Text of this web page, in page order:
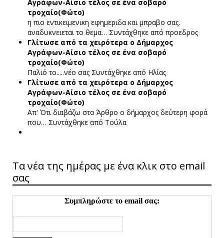
Αγράφων-Αίσιο τέλος σε ένα σοβαρό
τροχαίο(Φώτο)
η πιο εντικειμενικη εφημεριδα και μπραβο σας.
αναδυκνειεται το θεμα… Συντάχθηκε από προεδρος
Γλίτωσε από τα χειρότερα ο Δήμαρχος
Αγράφων-Αίσιο τέλος σε ένα σοβαρό
τροχαίο(Φώτο)
Παλιό το.....νέο σας Συντάχθηκε από Ηλίας
Γλίτωσε από τα χειρότερα ο Δήμαρχος
Αγράφων-Αίσιο τέλος σε ένα σοβαρό
τροχαίο(Φώτο)
Απ' Ότι διαβάζω στο Άρθρο ο δήμαρχος δεύτερη φορά
που… Συντάχθηκε από Τούλα
Τα νέα της ημέρας με ένα κλικ στο email
σας
Συμπληρώστε το email σας: